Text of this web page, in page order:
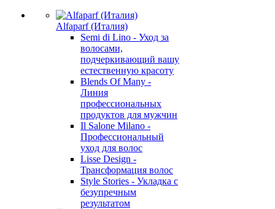
Alfaparf (Италия)
Semi di Lino - Уход за
волосами,
подчеркивающий вашу
естественную красоту
Blends Of Many -
Линия
профессиональных
продуктов для мужчин
Il Salone Milano -
Профессиональный
уход для волос
Lisse Design -
Трансформация волос
Style Stories - Укладка с
безупречным
результатом